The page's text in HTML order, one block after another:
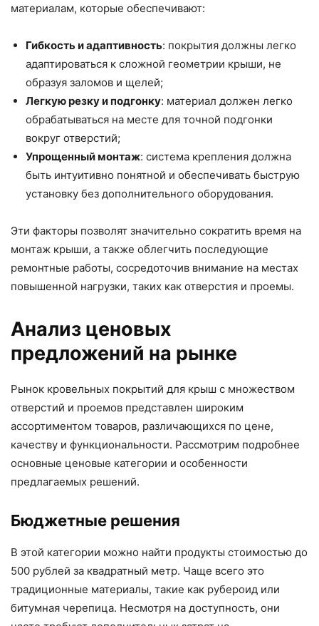
материалам, которые обеспечивают:
Гибкость и адаптивность: покрытия должны легко
адаптироваться к сложной геометрии крыши, не
образуя заломов и щелей;
Легкую резку и подгонку: материал должен легко
обрабатываться на месте для точной подгонки
вокруг отверстий;
Упрощенный монтаж: система крепления должна
быть интуитивно понятной и обеспечивать быструю
установку без дополнительного оборудования.
Эти факторы позволят значительно сократить время на
монтаж крыши, а также облегчить последующие
ремонтные работы, сосредоточив внимание на местах
повышенной нагрузки, таких как отверстия и проемы.
Анализ ценовых
предложений на рынке
Рынок кровельных покрытий для крыш с множеством
отверстий и проемов представлен широким
ассортиментом товаров, различающихся по цене,
качеству и функциональности. Рассмотрим подробнее
основные ценовые категории и особенности
предлагаемых решений.
Бюджетные решения
В этой категории можно найти продукты стоимостью до
500 рублей за квадратный метр. Чаще всего это
традиционные материалы, такие как рубероид или
битумная черепица. Несмотря на доступность, они